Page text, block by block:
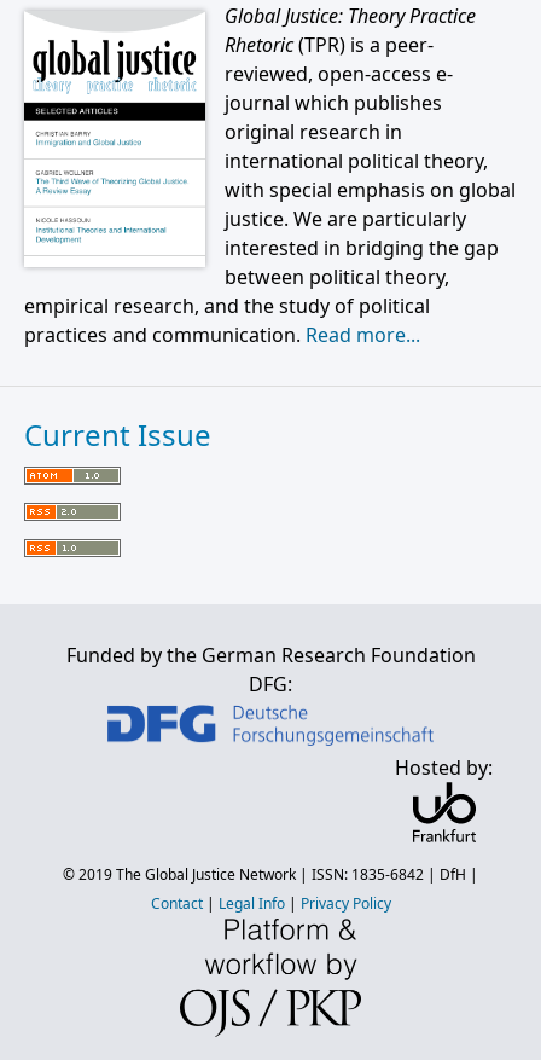
Global Justice: Theory Practice
Rhetoric(TPR) is a peer-
reviewed, open-access e-
journal which publishes
original research in
international political theory,
with special emphasis on global
justice. We are particularly
interested in bridging the gap
between political theory,
empirical research, and the study of political
practices and communication. Read more...
Current Issue
Funded by the German Research Foundation
DFG:
Hosted by:
© 2019The Global Justice Network | ISSN: 1835-6842 | DfH |
Contact| Legal Info| Privacy Policy